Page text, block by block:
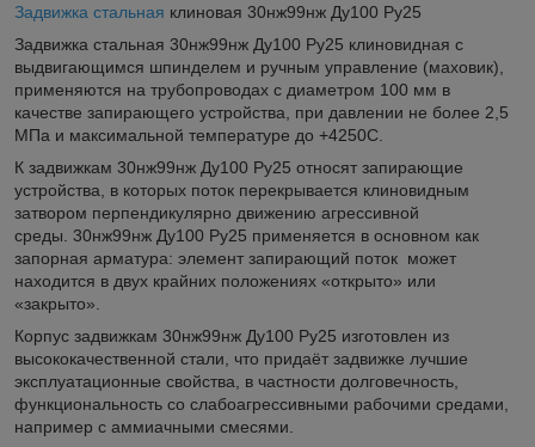
Задвижка стальная клиновая 30нж99нж Ду100 Ру25
Задвижка стальная 30нж99нж Ду100 Ру25 клиновидная с
выдвигающимся шпинделем и ручным управление (маховик),
применяются на трубопроводах с диаметром 100 мм в
качестве запирающего устройства, при давлении не более 2,5
МПа и максимальной температуре до +4250C.
К задвижкам 30нж99нж Ду100 Ру25 относят запирающие
устройства, в которых поток перекрывается клиновидным
затвором перпендикулярно движению агрессивной
среды. 30нж99нж Ду100 Ру25 применяется в основном как
запорная арматура: элемент запирающий поток может
находится в двух крайних положениях «открыто» или
«закрыто».
Корпус задвижкам 30нж99нж Ду100 Ру25 изготовлен из
высококачественной стали, что придаёт задвижке лучшие
эксплуатационные свойства, в частности долговечность,
функциональность со слабоагрессивными рабочими средами,
например с аммиачными смесями.